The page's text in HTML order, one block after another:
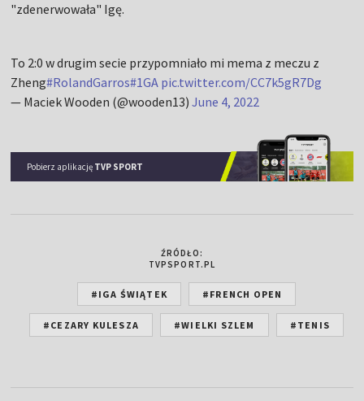
"zdenerwowała" Igę.
To 2:0 w drugim secie przypomniało mi mema z meczu z
Zheng#RolandGarros#1GA pic.twitter.com/CC7k5gR7Dg
— Maciek Wooden (@wooden13)June 4, 2022
Pobierz aplikację TVP SPORT
ŹRÓDŁO:
TVPSPORT.PL
#IGA ŚWIĄTEK #FRENCH OPEN
#CEZARY KULESZA #WIELKI SZLEM #TENIS